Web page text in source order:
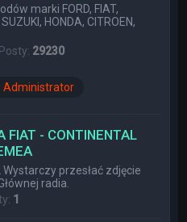
marki FORD, FIAT,
HONDA, CITROEN,
29230
Administrator
FIAT - CONTINENTAL
Wystarczy przesłać zdjęcie
radia.
1